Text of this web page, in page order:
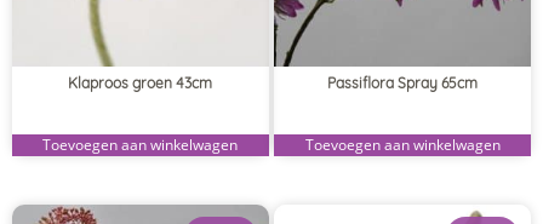
Klaproos groen 43cm
Toevoegen aan winkelwagen
Passiflora Spray 65cm
Toevoegen aan winkelwagen